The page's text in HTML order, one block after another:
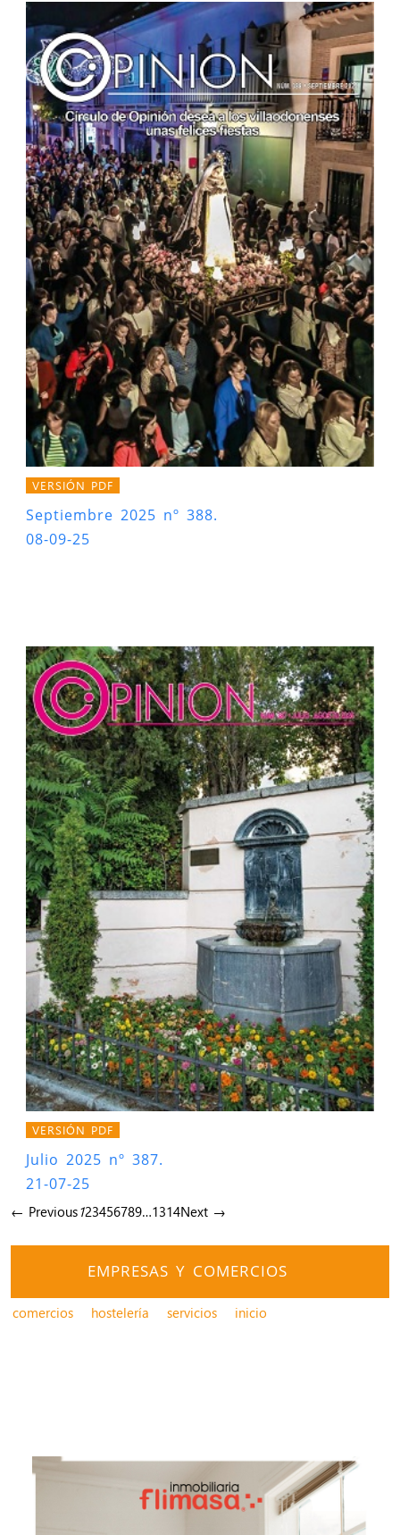
VERSIÓN PDF
Septiembre 2025 nº 388.
08-09-25
VERSIÓN PDF
Julio 2025 nº 387.
21-07-25
← Previous123456789…1314Next →
EMPRESAS Y COMERCIOS
comercios hostelería servicios inicio